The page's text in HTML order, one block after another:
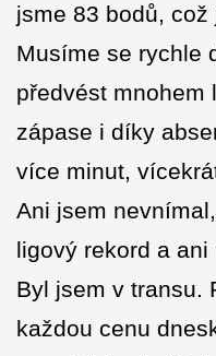
jsme 83 bodů,
Musíme se rychle
předvést mnohem
zápase i díky
více minut,
Ani jsem
ligový rekord a
Byl jsem v transu.
každou cenu